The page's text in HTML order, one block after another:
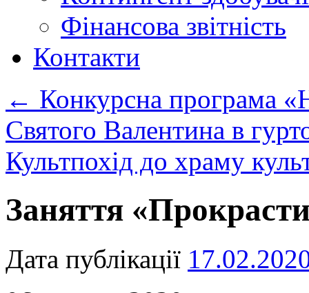
Фінансова звітність
Контакти
← Конкурсна програма
Святого Валентина в
Культпохід до храму
Заняття
Дата публікації